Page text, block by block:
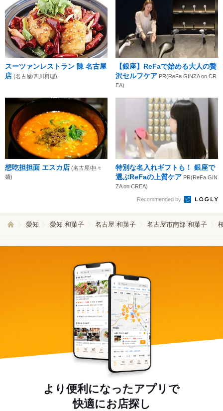
スーツァンレストラン 陳 名古屋
店 (名古屋/四川料理)
【銀座】ReFaで始める大人の贅
沢セルフケア PR(ReFa GINZA on CR
EA)
想吃担担面 エスカ店 (名古屋/担々
麺)
特別な名入れギフトも！ 銀座で
選ぶReFaの上質ケア PR(ReFa GIN
ZA on CREA)
Recommended by
愛知 愛知 和菓子 名古屋 和菓子 名古屋市南部 和菓子
より便利になったアプリで
快適にお店探し